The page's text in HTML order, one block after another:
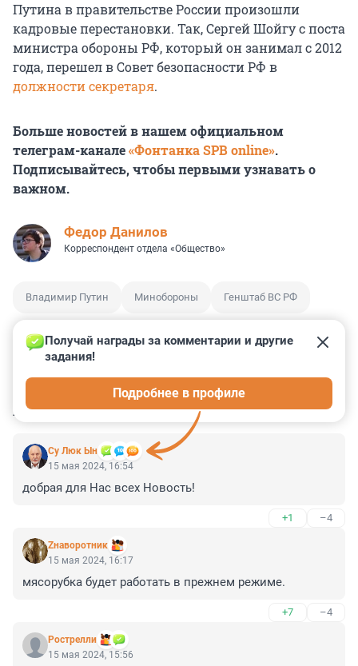
Путина в правительстве России произошли
кадровые перестановки. Так, Сергей Шойгу с поста
министра обороны РФ, который он занимал с 2012
года, перешел в Совет безопасности РФ в
должности секретаря.
Больше новостей в нашем официальном
телеграм-канале«Фонтанка SPB online».
Подписывайтесь, чтобы первыми узнавать о
важном.
Федор Данилов
Корреспондент отдела «Общество»
Владимир Путин Минобороны Генштаб ВС РФ
КОММЕНТАРИИ 5
Су Люк Ын
Получай награды за комментарии и другие
задания!
Подробнее в профиле
15 мая 2024, 16:54
добрая для Нас всех Новость!
+1 –4
Zнаворотник
15 мая 2024, 16:17
мясорубка будет работать в прежнем режиме.
+7 –4
Рострелли
15 мая 2024, 15:56